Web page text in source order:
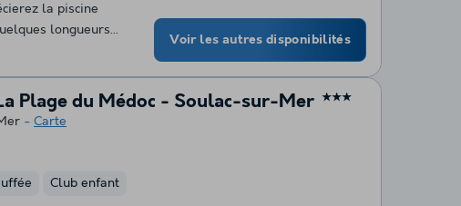
la piscine
longueurs...
Voir les autres disponibilités
Plage du Médoc - Soulac-sur-Mer ★★★
Carte
Club enfant